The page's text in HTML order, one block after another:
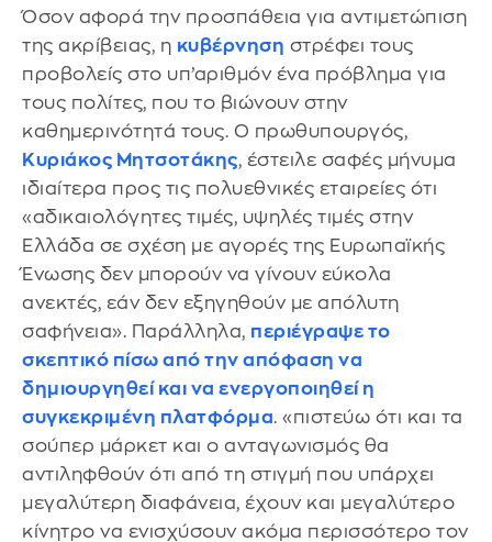
Όσον αφορά την προσπάθεια για αντιμετώπιση
της ακρίβειας, η κυβέρνηση στρέφει τους
προβολείς στο υπ’αριθμόν ένα πρόβλημα για
τους πολίτες, που το βιώνουν στην
καθημερινότητά τους. Ο πρωθυπουργός,
Κυριάκος Μητσοτάκης, έστειλε σαφές μήνυμα
ιδιαίτερα προς τις πολυεθνικές εταιρείες ότι
«αδικαιολόγητες τιμές, υψηλές τιμές στην
Ελλάδα σε σχέση με αγορές της Ευρωπαϊκής
Ένωσης δεν μπορούν να γίνουν εύκολα
ανεκτές, εάν δεν εξηγηθούν με απόλυτη
σαφήνεια». Παράλληλα, περιέγραψε το
σκεπτικό πίσω από την απόφαση να
δημιουργηθεί και να ενεργοποιηθεί η
συγκεκριμένη πλατφόρμα. «πιστεύω ότι και τα
σούπερ μάρκετ και ο ανταγωνισμός θα
αντιληφθούν ότι από τη στιγμή που υπάρχει
μεγαλύτερη διαφάνεια, έχουν και μεγαλύτερο
κίνητρο να ενισχύσουν ακόμα περισσότερο τον